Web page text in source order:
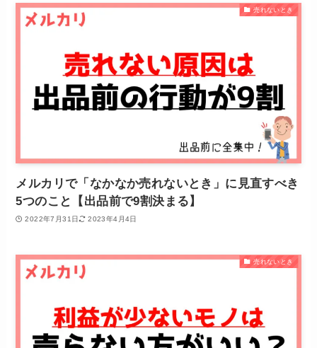
売れないとき
メルカリで「なかなか売れないとき」に見直すべき
5つのこと【出品前で9割決まる】
2022年7月31日 2023年4月4日
売れないとき